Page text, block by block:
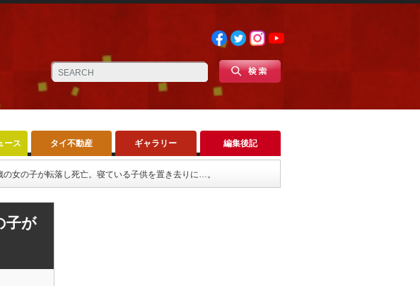
ース タイ不動産 ギャラリー 編集後記
女の子が転落し死亡。寝ている子供を置き去りに…。
子が